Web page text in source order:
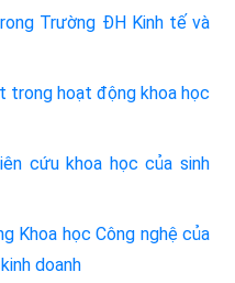
Trường ĐH Kinh tế và
trong hoạt động khoa học
cứu khoa học của sinh
Khoa học Công nghệ của
doanh